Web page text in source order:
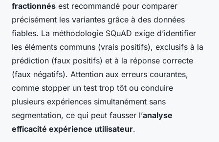
fractionnés est recommandé pour comparer
précisément les variantes grâce à des données
fiables. La méthodologie SQuAD exige d’identifier
les éléments communs (vrais positifs), exclusifs à la
prédiction (faux positifs) et à la réponse correcte
(faux négatifs). Attention aux erreurs courantes,
comme stopper un test trop tôt ou conduire
plusieurs expériences simultanément sans
segmentation, ce qui peut fausser l’analyse
efficacité expérience utilisateur.